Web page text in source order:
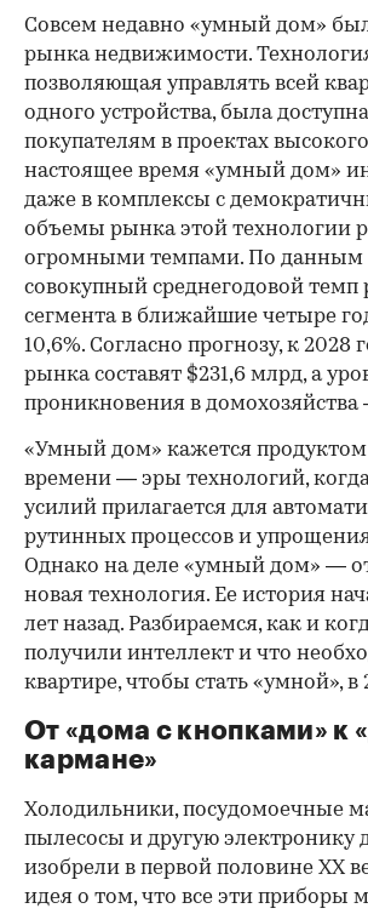
Совсем недавно «умный дом»
рынка недвижимости.
позволяющая управлять всей
одного устройства, была
покупателям в проектах
настоящее время «умный дом»
даже в комплексы с
объемы рынка этой технологии
огромными темпами. По данным
совокупный среднегодовой темп
сегмента в ближайшие четыре
10,6%. Согласно прогнозу, к 2028
рынка составят $231,6 млрд, а
проникновения в домохозяйства
«Умный дом» кажется продуктом
времени — эры технологий,
усилий прилагается для
рутинных процессов и
Однако на деле «умный дом» —
новая технология. Ее история
лет назад. Разбираемся, как и
получили интеллект и что
квартире, чтобы стать «умной», в
От «дома с кнопками» к
кармане»
Холодильники, посудомоечные
пылесосы и другую электронику
изобрели в первой половине XX
идея о том, что все эти приборы